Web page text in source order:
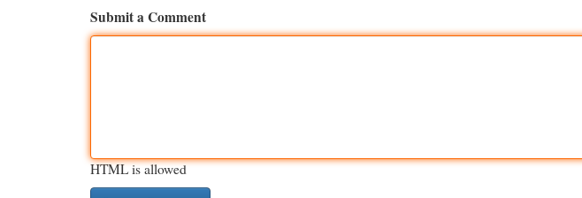
Submit a Comment
HTML is allowed